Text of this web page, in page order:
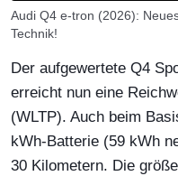
Audi Q4 e-tron (2026):
Technik!
Der aufgewertete Q4
erreicht nun eine
(WLTP). Auch beim
kWh-Batterie (59 kWh
30 Kilometern. Die